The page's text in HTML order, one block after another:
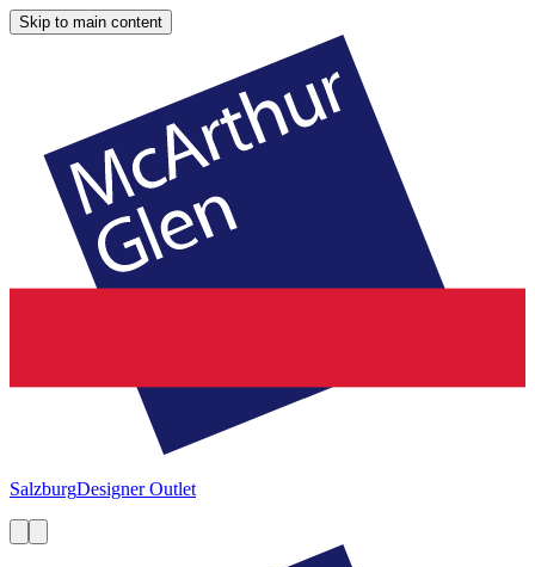
Skip to main content
SalzburgDesigner Outlet